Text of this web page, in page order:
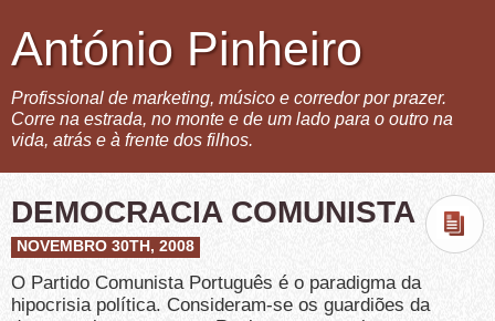
António Pinheiro
Profissional de marketing, músico e corredor por prazer.
Corre na estrada, no monte e de um lado para o outro na
vida, atrás e à frente dos filhos.
DEMOCRACIA COMUNISTA
NOVEMBRO 30TH, 2008
O Partido Comunista Português é o paradigma da
hipocrisia política. Consideram-se os guardiões da